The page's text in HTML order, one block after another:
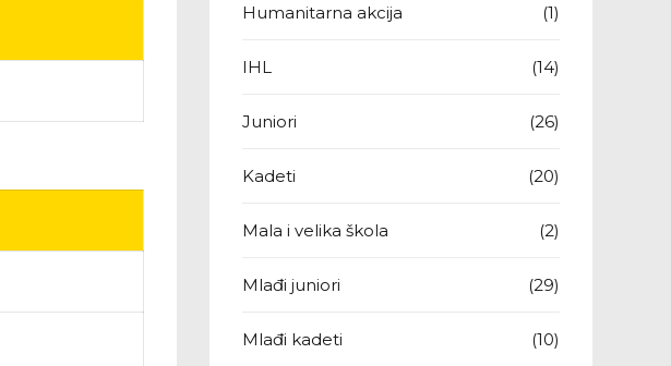
Humanitarna akcija (1)
IHL (14)
Juniori (26)
Kadeti (20)
Mala i velika škola (2)
Mlađi juniori (29)
Mlađi kadeti (10)